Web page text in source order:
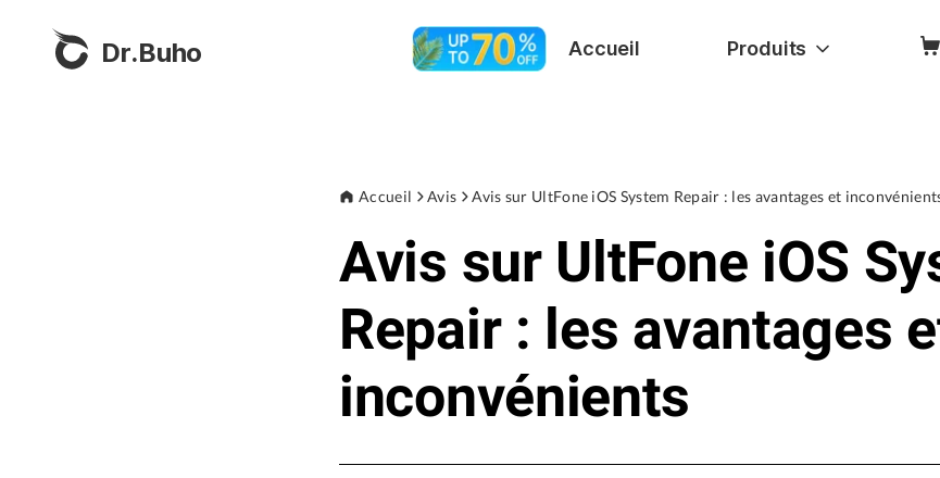
Dr.Buho Accueil Produits
Accueil Avis Avis sur UltFone iOS System Repair : les avantages et
Avis sur UltFone iOS
Repair : les avantages
inconvénients